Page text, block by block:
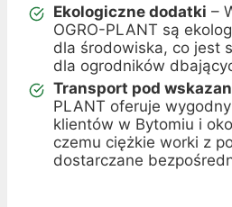
Ekologiczne dodatki –
OGRO-PLANT są
dla środowiska, co jest
dla ogrodników
Transport pod
PLANT oferuje
klientów w Bytomiu i
czemu ciężkie worki z
dostarczane